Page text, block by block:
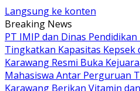
Langsung ke konten
Breaking News
PT IMIP dan Dinas
Tingkatkan Kapasitas Kepsek
Karawang Resmi Buka
Mahasiswa Antar Perguruan
Karawang Berikan Vitamin